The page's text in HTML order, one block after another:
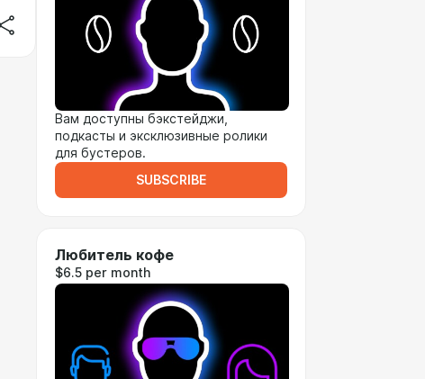
Вам доступны бэкстейджи,
подкасты и эксклюзивные ролики
для бустеров.
SUBSCRIBE
Любитель кофе
$6.5 per month